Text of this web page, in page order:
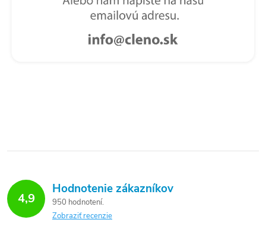
4,9
Hodnotenie zákazníkov
950 hodnotení
Zobraziť recenzie